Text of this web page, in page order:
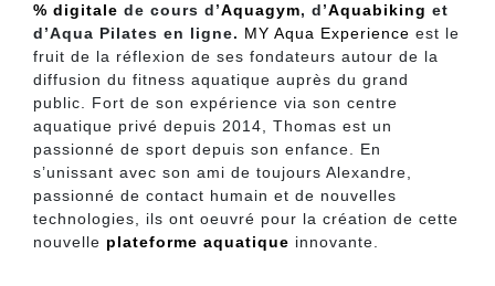
% digitale de cours d’Aquagym, d’Aquabiking et
d’Aqua Pilates en ligne. MY Aqua Experience est le
fruit de la réflexion de ses fondateurs autour de la
diffusion du fitness aquatique auprès du grand
public. Fort de son expérience via son centre
aquatique privé depuis 2014, Thomas est un
passionné de sport depuis son enfance. En
s’unissant avec son ami de toujours Alexandre,
passionné de contact humain et de nouvelles
technologies, ils ont oeuvré pour la création de cette
nouvelle plateforme aquatique innovante.